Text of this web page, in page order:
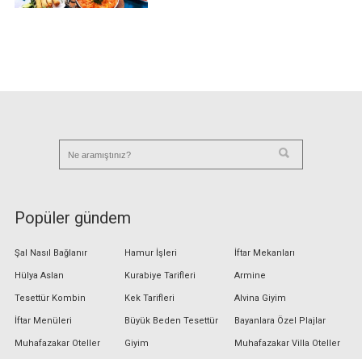
Popüler gündem
Şal Nasıl Bağlanır
Hülya Aslan
Tesettür Kombin
İftar Menüleri
Muhafazakar Oteller
Hamur İşleri
Kurabiye Tarifleri
Kek Tarifleri
Büyük Beden Tesettür
Giyim
İftar Mekanları
Armine
Alvina Giyim
Bayanlara Özel Plajlar
Muhafazakar Villa Oteller